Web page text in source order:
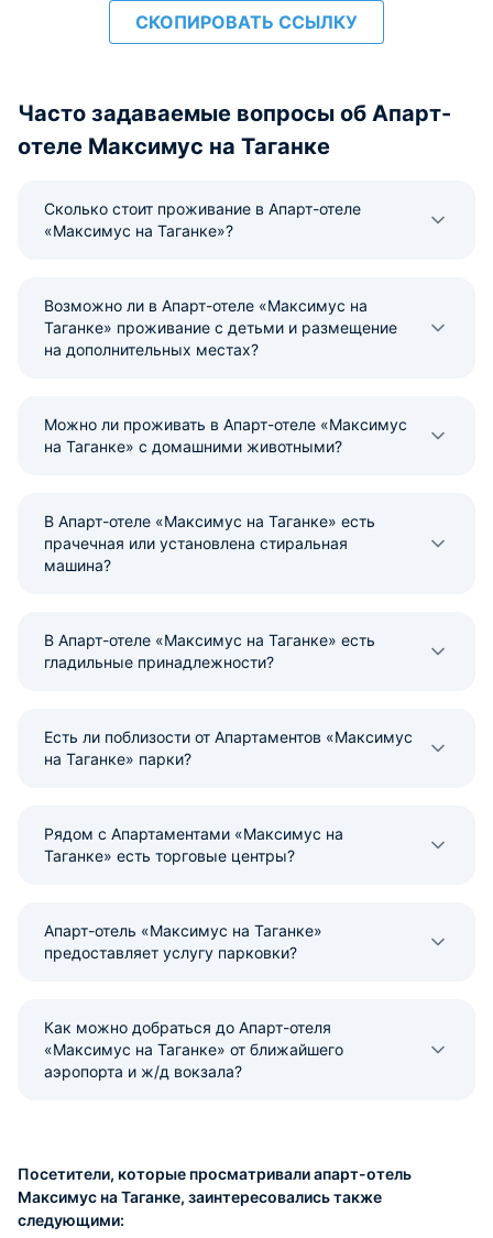
СКОПИРОВАТЬ ССЫЛКУ
Часто задаваемые вопросы об Апарт-
отеле Максимус на Таганке
Сколько стоит проживание в Апарт-отеле
«Максимус на Таганке»?
Возможно ли в Апарт-отеле «Максимус на
Таганке» проживание с детьми и размещение
на дополнительных местах?
Можно ли проживать в Апарт-отеле «Максимус
на Таганке» с домашними животными?
В Апарт-отеле «Максимус на Таганке» есть
прачечная или установлена стиральная
машина?
В Апарт-отеле «Максимус на Таганке» есть
гладильные принадлежности?
Есть ли поблизости от Апартаментов «Максимус
на Таганке» парки?
Рядом с Апартаментами «Максимус на
Таганке» есть торговые центры?
Апарт-отель «Максимус на Таганке»
предоставляет услугу парковки?
Как можно добраться до Апарт-отеля
«Максимус на Таганке» от ближайшего
аэропорта и ж/д вокзала?
Посетители, которые просматривали апарт-отель
Максимус на Таганке, заинтересовались также
следующими: